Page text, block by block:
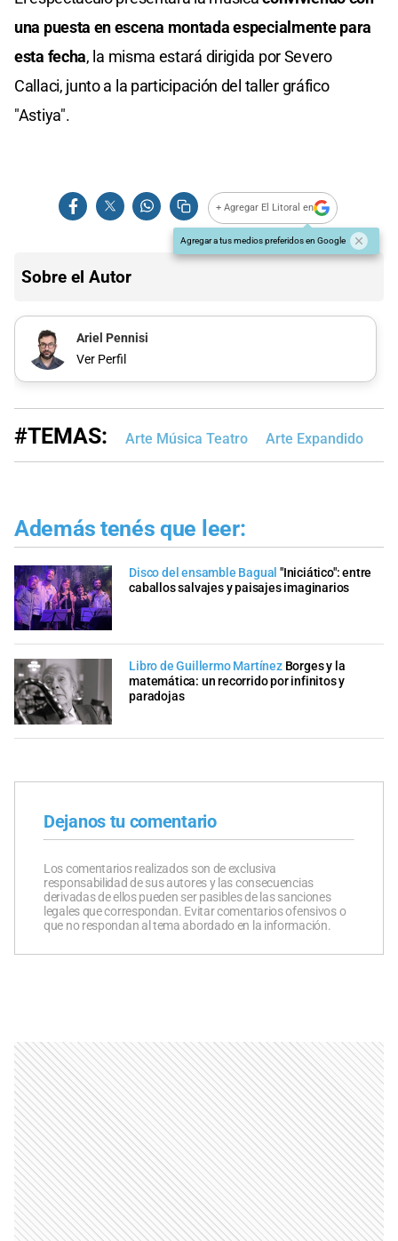
una puesta en escena montada especialmente para
esta fecha, la misma estará dirigida por Severo
Callaci, junto a la participación del taller gráfico
"Astiya".
+ Agregar El Litoral en
Agregar a tus medios preferidos en Google
Sobre el Autor
Ariel Pennisi
Ver Perfil
#TEMAS: Arte Música Teatro Arte Expandido
Además tenés que leer:
Disco del ensamble Bagual "Iniciático": entre
caballos salvajes y paisajes imaginarios
Libro de Guillermo Martínez Borges y la
matemática: un recorrido por infinitos y
paradojas
Dejanos tu comentario
Los comentarios realizados son de exclusiva
responsabilidad de sus autores y las consecuencias
derivadas de ellos pueden ser pasibles de las sanciones
legales que correspondan. Evitar comentarios ofensivos o
que no respondan al tema abordado en la información.